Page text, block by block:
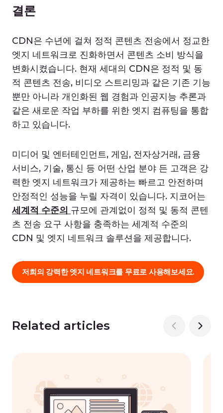
결론
CDN은 수년에 걸쳐 정적 콘텐츠 전송에서 정교한
엣지 네트워크로 진화하면서 콘텐츠 소비 방식을
변화시켰습니다. 현재 세대의 CDN은 정적 및 동
적 콘텐츠 전송, 비디오 스트리밍과 같은 기존 기능
뿐만 아니라 개인화된 웹 경험과 인공지능 추론과
같은 새로운 작업 부하를 위한 엣지 컴퓨팅을 통합
하고 있습니다.
미디어 및 엔터테인먼트, 게임, 전자상거래, 금융
서비스, 기술, 통신 등 어떤 산업 분야 든 고객은 강
력한 엣지 네트워크가 제공하는 빠르고 안전하며
안정적인 성능을 누릴 자격이 있습니다. 지코어는
세계적 수준의 규모에 관계없이 정적 및 동적 콘텐
츠 전송 요구 사항을 충족하는 세계적 수준의
CDN 및 엣지 네트워크 솔루션을 제공합니다.
저희의 강력한 엣지 네트워크를 무료로 사용해보세요.
Related articles